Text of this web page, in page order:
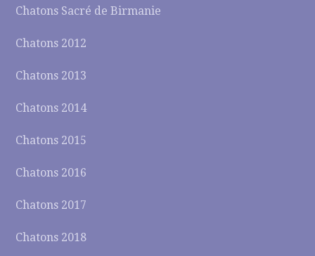
Chatons Sacré de Birmanie
Chatons 2012
Chatons 2013
Chatons 2014
Chatons 2015
Chatons 2016
Chatons 2017
Chatons 2018